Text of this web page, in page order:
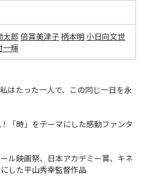
太郎 倍賞美津子柄本明小日向文世
一輝
はたった一人で、この同じ一日を永
「時」をテーマにした感動ファンタ
ル映画祭、日本アカデミー賞、キネ
した平山秀幸監督作品